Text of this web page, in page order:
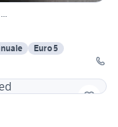
Euro 5